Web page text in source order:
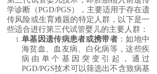
学诊断（PGD/PGS），主要适用于存在遗
传风险或生育难题的特定人群，以下是一
些适合进行第三代试管婴儿的主要人群：
单基因遗传病患者或携带者 ：如地中
海贫血、血友病、白化病等，这些疾
病由单个基因突变引起，通过
PGD/PGS技术可以筛选出不含致病基